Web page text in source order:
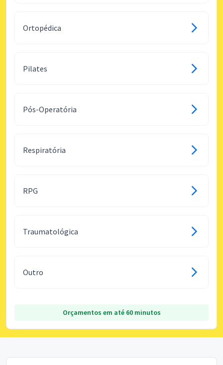
Ortopédica
Pilates
Pós-Operatória
Respiratória
RPG
Traumatológica
Outro
Orçamentos em até 60 minutos